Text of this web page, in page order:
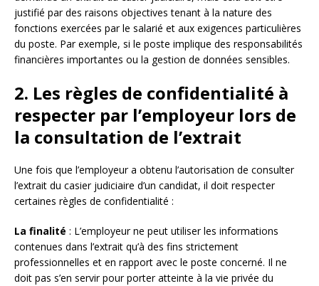
justifié par des raisons objectives tenant à la nature des
fonctions exercées par le salarié et aux exigences particulières
du poste. Par exemple, si le poste implique des responsabilités
financières importantes ou la gestion de données sensibles.
2. Les règles de confidentialité à
respecter par l’employeur lors de
la consultation de l’extrait
Une fois que l’employeur a obtenu l’autorisation de consulter
l’extrait du casier judiciaire d’un candidat, il doit respecter
certaines règles de confidentialité :
La finalité : L’employeur ne peut utiliser les informations
contenues dans l’extrait qu’à des fins strictement
professionnelles et en rapport avec le poste concerné. Il ne
doit pas s’en servir pour porter atteinte à la vie privée du